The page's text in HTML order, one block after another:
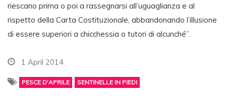
riescano prima o poi a rassegnarsi all’uguaglianza e al
rispetto della Carta Costituzionale, abbandonando l’illusione
di essere superiori a chicchessia o tutori di alcunché”.
1 April 2014
PESCE D'APRILE SENTINELLE IN PIEDI